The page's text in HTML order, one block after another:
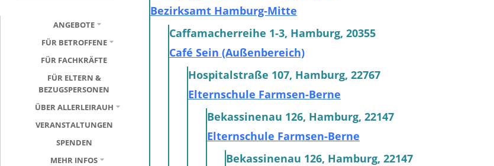
ANGEBOTE
FÜR BETROFFENE
FÜR FACHKRÄFTE
FÜR ELTERN &
BEZUGSPERSONEN
ÜBER ALLERLEIRAUH
VERANSTALTUNGEN
SPENDEN
MEHR INFOS
Bezirksamt Hamburg-Mitte
Caffamacherreihe 1-3, Hamburg, 20355
Café Sein (Außenbereich)
Hospitalstraße 107, Hamburg, 22767
Elternschule Farmsen-Berne
Bekassinenau 126, Hamburg, 22147
Elternschule Farmsen-Berne
Bekassinenau 126, Hamburg, 22147